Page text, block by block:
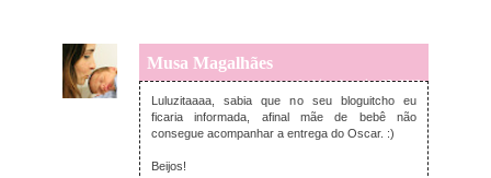
Musa Magalhães
segunda-feira, fevereiro 25, 2013
Luluzitaaaa, sabia que no seu bloguitcho eu
ficaria informada, afinal mãe de bebê não
consegue acompanhar a entrega do Oscar. :)
Beijos!